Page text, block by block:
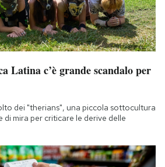
Latina c’è grande scandalo per
dei "therians", una piccola sottocultura
mira per criticare le derive delle